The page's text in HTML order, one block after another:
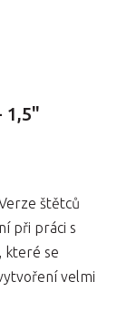
1,5"
štětců
při práci s
které se
velmi